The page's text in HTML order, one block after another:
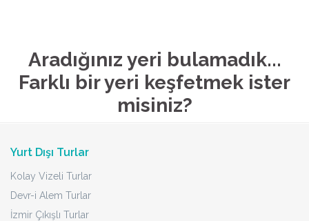
Aradığınız yeri bulamadık...
Farklı bir yeri keşfetmek ister
misiniz?
Yurt Dışı Turlar
Kolay Vizeli Turlar
Devr-i Alem Turlar
İzmir Çıkışlı Turlar